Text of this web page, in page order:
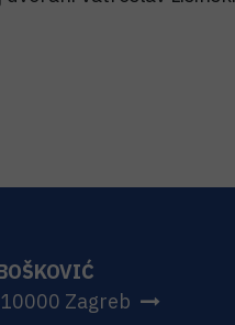
Zagreb